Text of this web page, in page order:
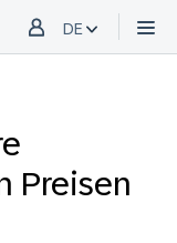
DE
Preisen